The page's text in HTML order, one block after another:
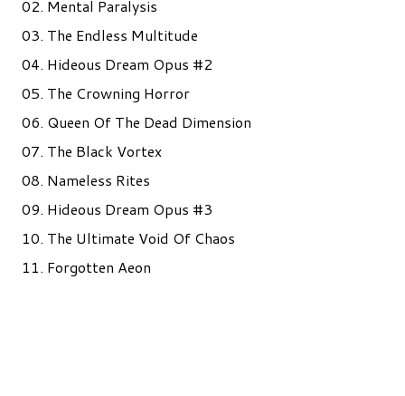
02. Mental Paralysis
03. The Endless Multitude
04. Hideous Dream Opus #2
05. The Crowning Horror
06. Queen Of The Dead Dimension
07. The Black Vortex
08. Nameless Rites
09. Hideous Dream Opus #3
10. The Ultimate Void Of Chaos
11. Forgotten Aeon